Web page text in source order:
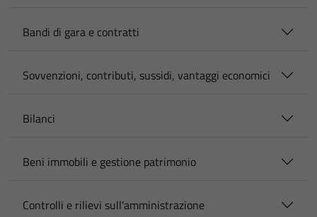
Bandi di gara e contratti
Sovvenzioni, contributi, sussidi, vantaggi economici
Bilanci
Beni immobili e gestione patrimonio
Controlli e rilievi sull'amministrazione